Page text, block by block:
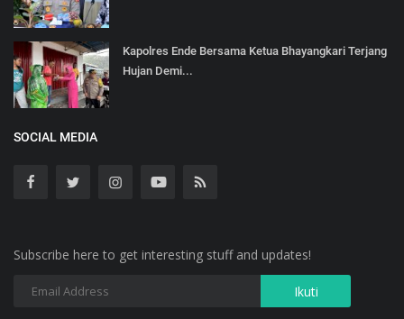
Kapolres Ende Bersama Ketua Bhayangkari Terjang
Hujan Demi...
SOCIAL MEDIA
Subscribe here to get interesting stuff and updates!